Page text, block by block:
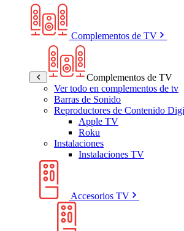
Complementos de TV
Complementos de TV
Ver todo en complementos de tv
Barras de Sonido
Reproductores de Contenido
Apple TV
Roku
Instalaciones
Instalaciones TV
Accesorios TV